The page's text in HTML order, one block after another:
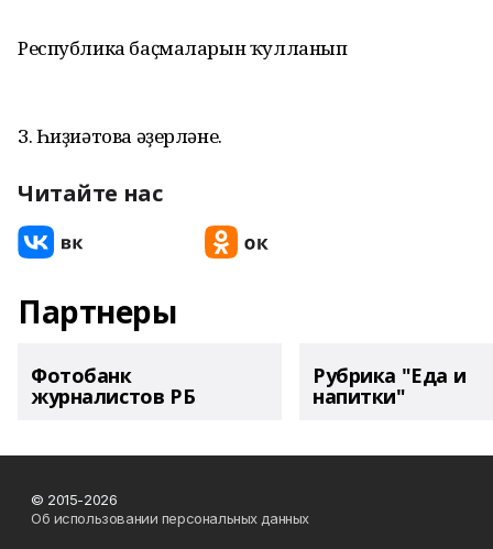
Республика баҫмаларын ҡулланып
З. Һиҙиәтова әҙерләне.
Читайте нас
Партнеры
Фотобанк
журналистов РБ
Рубрика "Еда и
напитки"
© 2015-2026
Об использовании персональных данных